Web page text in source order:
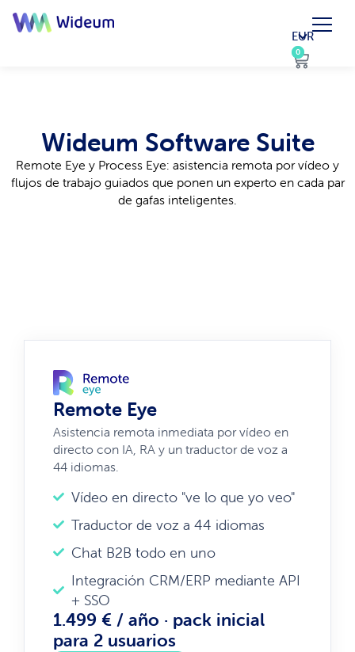
EUR
0
0
Wideum Software Suite
Remote Eye y Process Eye: asistencia remota por vídeo y
flujos de trabajo guiados que ponen un experto en cada par
de gafas inteligentes.
Remote Eye
Asistencia remota inmediata por vídeo en
directo con IA, RA y un traductor de voz a
44 idiomas.
Vídeo en directo "ve lo que yo veo"
Traductor de voz a 44 idiomas
Chat B2B todo en uno
Integración CRM/ERP mediante API
+ SSO
1.499 € / año · pack inicial
para 2 usuarios